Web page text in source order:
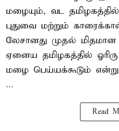
மழையும், வட
புதுவை மற்றும்
லேசானது முதல்
ஏனைய தமிழகத்தில்
மழை பெய்யக்கூடும்
...
Read